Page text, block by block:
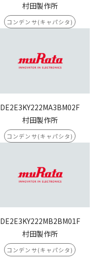
村田製作所
コンデンサ(キャパシタ)
DE2E3KY222MA3BM02F
村田製作所
コンデンサ(キャパシタ)
DE2E3KY222MB2BM01F
村田製作所
コンデンサ(キャパシタ)